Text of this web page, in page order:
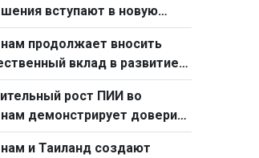
вступают в новую
развития
продолжает вносить
вклад в развитие
рост ПИИ во
демонстрирует доверие
инвесторов к стране
и Таиланд создают